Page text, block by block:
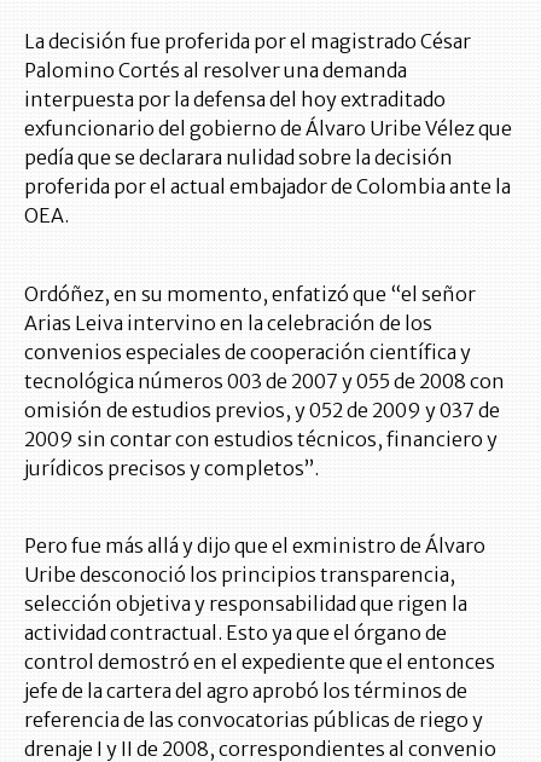
La decisión fue proferida por el magistrado César
Palomino Cortés al resolver una demanda
interpuesta por la defensa del hoy extraditado
exfuncionario del gobierno de Álvaro Uribe Vélez que
pedía que se declarara nulidad sobre la decisión
proferida por el actual embajador de Colombia ante la
OEA.
Ordóñez, en su momento, enfatizó que “el señor
Arias Leiva intervino en la celebración de los
convenios especiales de cooperación científica y
tecnológica números 003 de 2007 y 055 de 2008 con
omisión de estudios previos, y 052 de 2009 y 037 de
2009 sin contar con estudios técnicos, financiero y
jurídicos precisos y completos”.
Pero fue más allá y dijo que el exministro de Álvaro
Uribe desconoció los principios transparencia,
selección objetiva y responsabilidad que rigen la
actividad contractual. Esto ya que el órgano de
control demostró en el expediente que el entonces
jefe de la cartera del agro aprobó los términos de
referencia de las convocatorias públicas de riego y
drenaje I y II de 2008, correspondientes al convenio